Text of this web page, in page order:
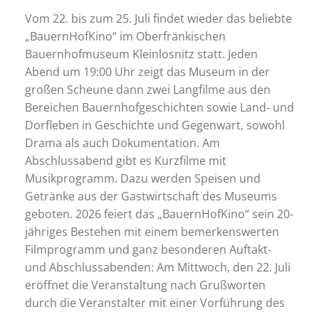
Vom 22. bis zum 25. Juli findet wieder das beliebte
„BauernHofKino“ im Oberfränkischen
Bauernhofmuseum Kleinlosnitz statt. Jeden
Abend um 19:00 Uhr zeigt das Museum in der
großen Scheune dann zwei Langfilme aus den
Bereichen Bauernhofgeschichten sowie Land- und
Dorfleben in Geschichte und Gegenwart, sowohl
Drama als auch Dokumentation. Am
Abschlussabend gibt es Kurzfilme mit
Musikprogramm. Dazu werden Speisen und
Getränke aus der Gastwirtschaft des Museums
geboten. 2026 feiert das „BauernHofKino“ sein 20-
jähriges Bestehen mit einem bemerkenswerten
Filmprogramm und ganz besonderen Auftakt-
und Abschlussabenden: Am Mittwoch, den 22. Juli
eröffnet die Veranstaltung nach Grußworten
durch die Veranstalter mit einer Vorführung des